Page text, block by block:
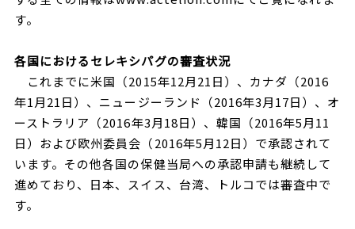
す。
各国におけるセレキシパグの審査状況
これまでに米国（2015年12月21日）、カナダ（2016
年1月21日）、ニュージーランド（2016年3月17日）、オ
ーストラリア（2016年3月18日）、韓国（2016年5月11
日）および欧州委員会（2016年5月12日）で承認されて
います。その他各国の保健当局への承認申請も継続して
進めており、日本、スイス、台湾、トルコでは審査中で
す。